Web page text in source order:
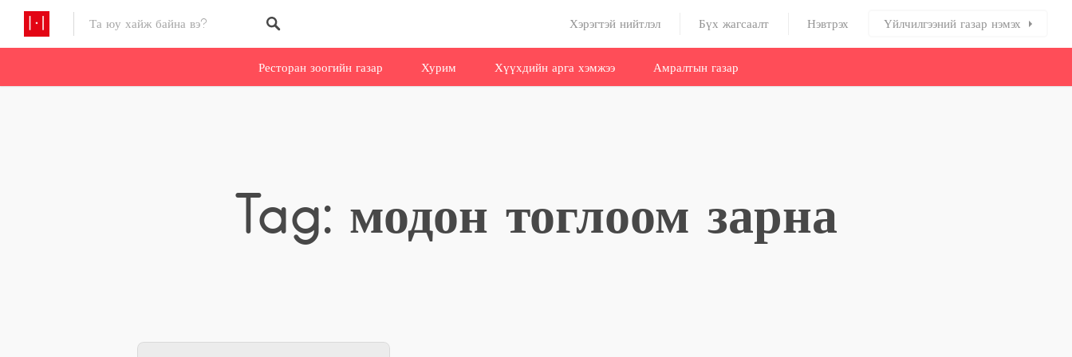
Хэрэгтэй нийтлэл Бүх жагсаалт Нэвтрэх Үйлчилгээний газар нэмэх
Ресторан зоогийн газар Хурим Хүүхдийн арга хэмжээ Амралтын газар
Tag: модон тоглоом зарна